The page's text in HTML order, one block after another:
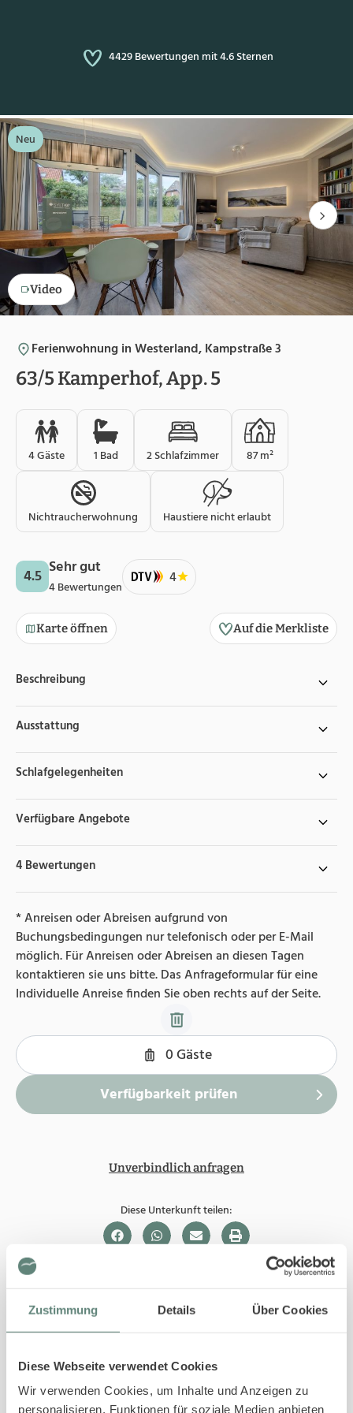
Zustimmung Details Über Cookies
Diese Webseite verwendet Cookies
Wir verwenden Cookies, um Inhalte und Anzeigen zu
personalisieren, Funktionen für soziale Medien anbieten
4429 Bewertungen mit 4.6 Sternen
Neu
Video
Ferienwohnung in Westerland, Kampstraße 3
63/5 Kamperhof, App. 5
4 Gäste 1 Bad 2 Schlafzimmer 87 m²
Nichtraucherwohnung Haustiere nicht erlaubt
4.5 Sehr gut
4 Bewertungen 4
Karte öffnen Auf die Merkliste
Beschreibung
Ausstattung
Schlafgelegenheiten
Verfügbare Angebote
4 Bewertungen
Unverbindlich anfragen
Diese Unterkunft teilen:
In Ihrer Buchung inbegriffen
Bis 29 Tage vor Ihrem Anreisedatum ist die
Sofortige Buchungsbestätigung
An- und Abreise kontaktlos möglich
Bestpreis-Garantie für Ihren Urlaub